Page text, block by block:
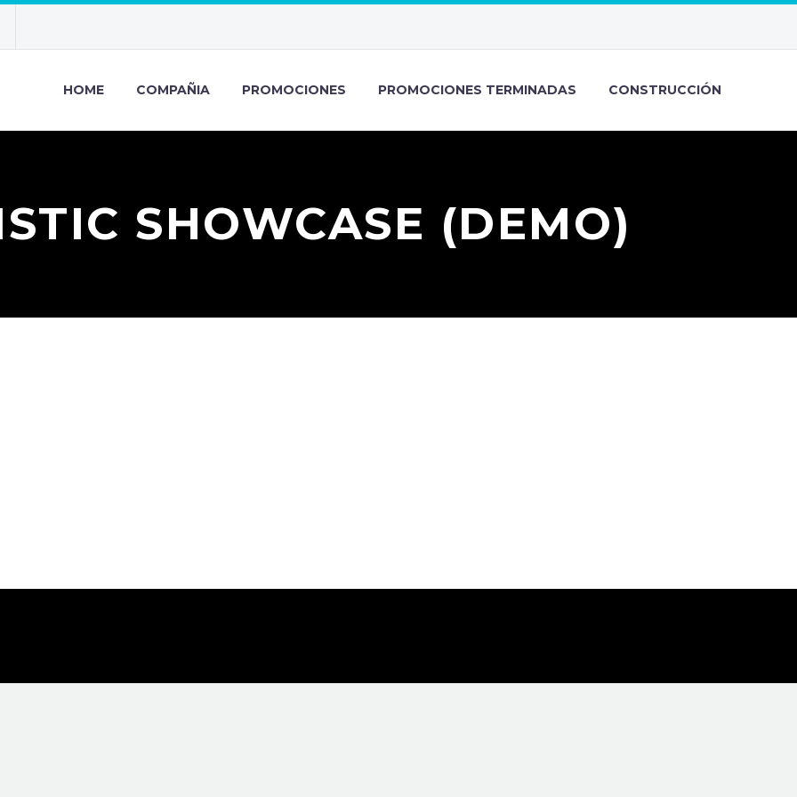
HOME COMPAÑIA PROMOCIONES PROMOCIONES TERMINADAS CONSTRUCCIÓN
SHOWCASE (DEMO)